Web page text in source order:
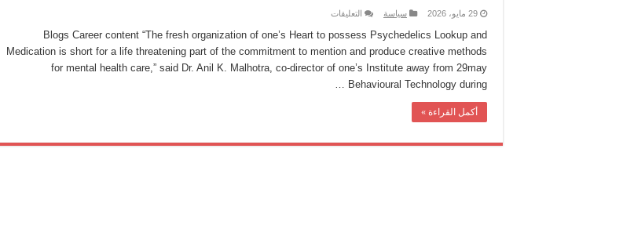
29 مايو، 2026 سياسة التعليقات
&
FAQ
مغلقة
Blogs Career content “The fresh organization of one’s Heart to possess Psychedelics Lookup and
Medication is short for a life threatening part of the commitment to mention and produce creative methods
for mental health care,” said Dr. Anil K. Malhotra, co-director of one’s Institute away from 29may
Behavioural Technology during …
أكمل القراءة »